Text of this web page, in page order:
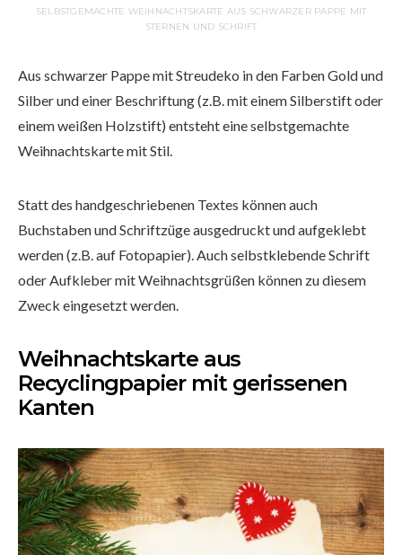
SELBSTGEMACHTE WEIHNACHTSKARTE AUS SCHWARZER PAPPE MIT
STERNEN UND SCHRIFT
Aus schwarzer Pappe mit Streudeko in den Farben Gold und
Silber und einer Beschriftung (z.B. mit einem Silberstift oder
einem weißen Holzstift) entsteht eine selbstgemachte
Weihnachtskarte mit Stil.
Statt des handgeschriebenen Textes können auch
Buchstaben und Schriftzüge ausgedruckt und aufgeklebt
werden (z.B. auf Fotopapier). Auch selbstklebende Schrift
oder Aufkleber mit Weihnachtsgrüßen können zu diesem
Zweck eingesetzt werden.
Weihnachtskarte aus
Recyclingpapier mit gerissenen
Kanten